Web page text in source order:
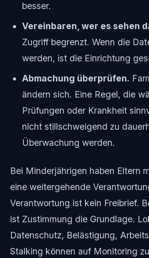
besser.
Vereinbaren, wer es sehen
Zugriff begrenzt. Wenn die
werden, ist die Einrichtung
Abmachung überprüfen.
ändern sich. Eine Regel, die
Prüfungen oder Krankheit
nicht stillschweigend zu
Überwachung werden.
Bei Minderjährigen haben Eltern
eine weitergehende
Verantwortung ist kein Freibrief.
ist Zustimmung die Grundlage.
Datenschutz, Belästigung,
Stalking können auf Monitoring